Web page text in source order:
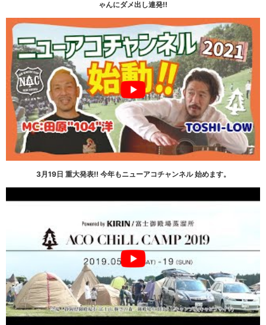
ゃんにダメ出し連発!!
3月19日 重大発表!! 今年もニューアコチャンネル 始めます。